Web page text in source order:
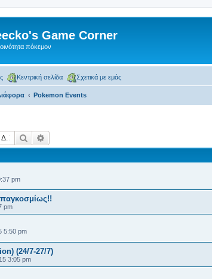
Game Corner
πόκεμον
Κεντρική σελίδα Σχετικά με εμάς
Pokemon Events
Αναζήτηση
pm
pm
5:50 pm
(24/7-27/7)
3:05 pm